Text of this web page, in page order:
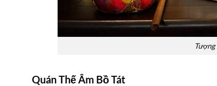
Quán Thế Âm Bồ Tát